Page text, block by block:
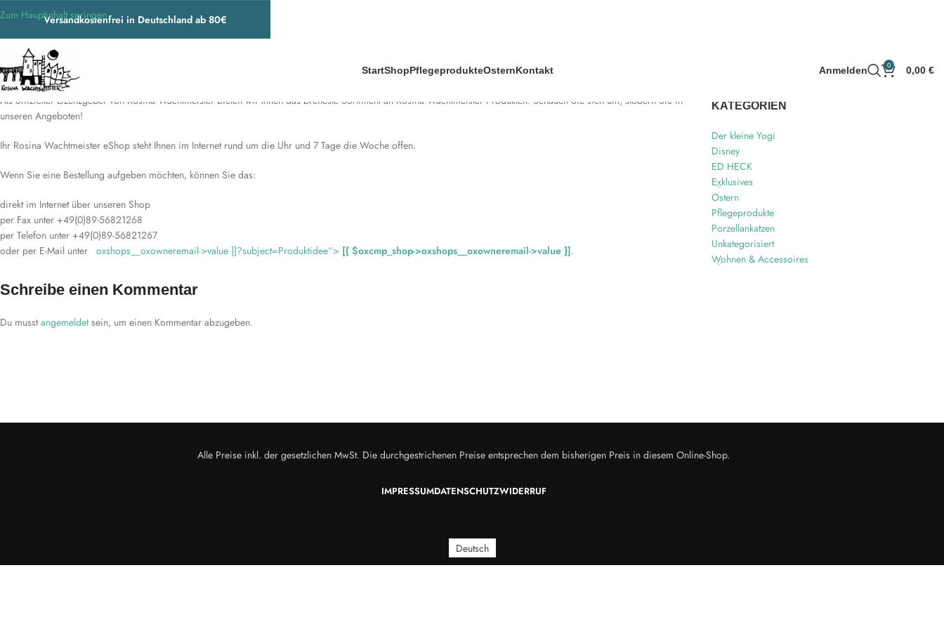
Versandkostenfrei in Deutschland ab 80€
Zum Hauptinhalt springen
StartShopPflegeprodukteOsternKontakt Anmelden 0 0,00 €
Willkommen im Online-Shop von Rosina Wachtmeister …
Als offizieller Lizenzgeber von Rosina Wachtmeister bieten wir Ihnen das breiteste Sortiment an Rosina Wachtmeister Produkten. Schauen Sie sich um, stöbern Sie in
unseren Angeboten!
Ihr Rosina Wachtmeister eShop steht Ihnen im Internet rund um die Uhr und 7 Tage die Woche offen.
Wenn Sie eine Bestellung aufgeben möchten, können Sie das:
direkt im Internet über unseren Shop
per Fax unter +49(0)89-56821268
per Telefon unter +49(0)89-56821267
oder per E-Mail unter oxshops__oxowneremail->value }]?subject=Produktidee“> [{ $oxcmp_shop->oxshops__oxowneremail->value }].
Schreibe einen Kommentar
Du musstangemeldetsein, um einen Kommentar abzugeben.
KATEGORIEN
Der kleine Yogi
Disney
ED HECK
Exklusives
Ostern
Pflegeprodukte
Porzellankatzen
Unkategorisiert
Wohnen & Accessoires
Alle Preise inkl. der gesetzlichen MwSt. Die durchgestrichenen Preise entsprechen dem bisherigen Preis in diesem Online-Shop.
IMPRESSUMDATENSCHUTZWIDERRUF
Deutsch